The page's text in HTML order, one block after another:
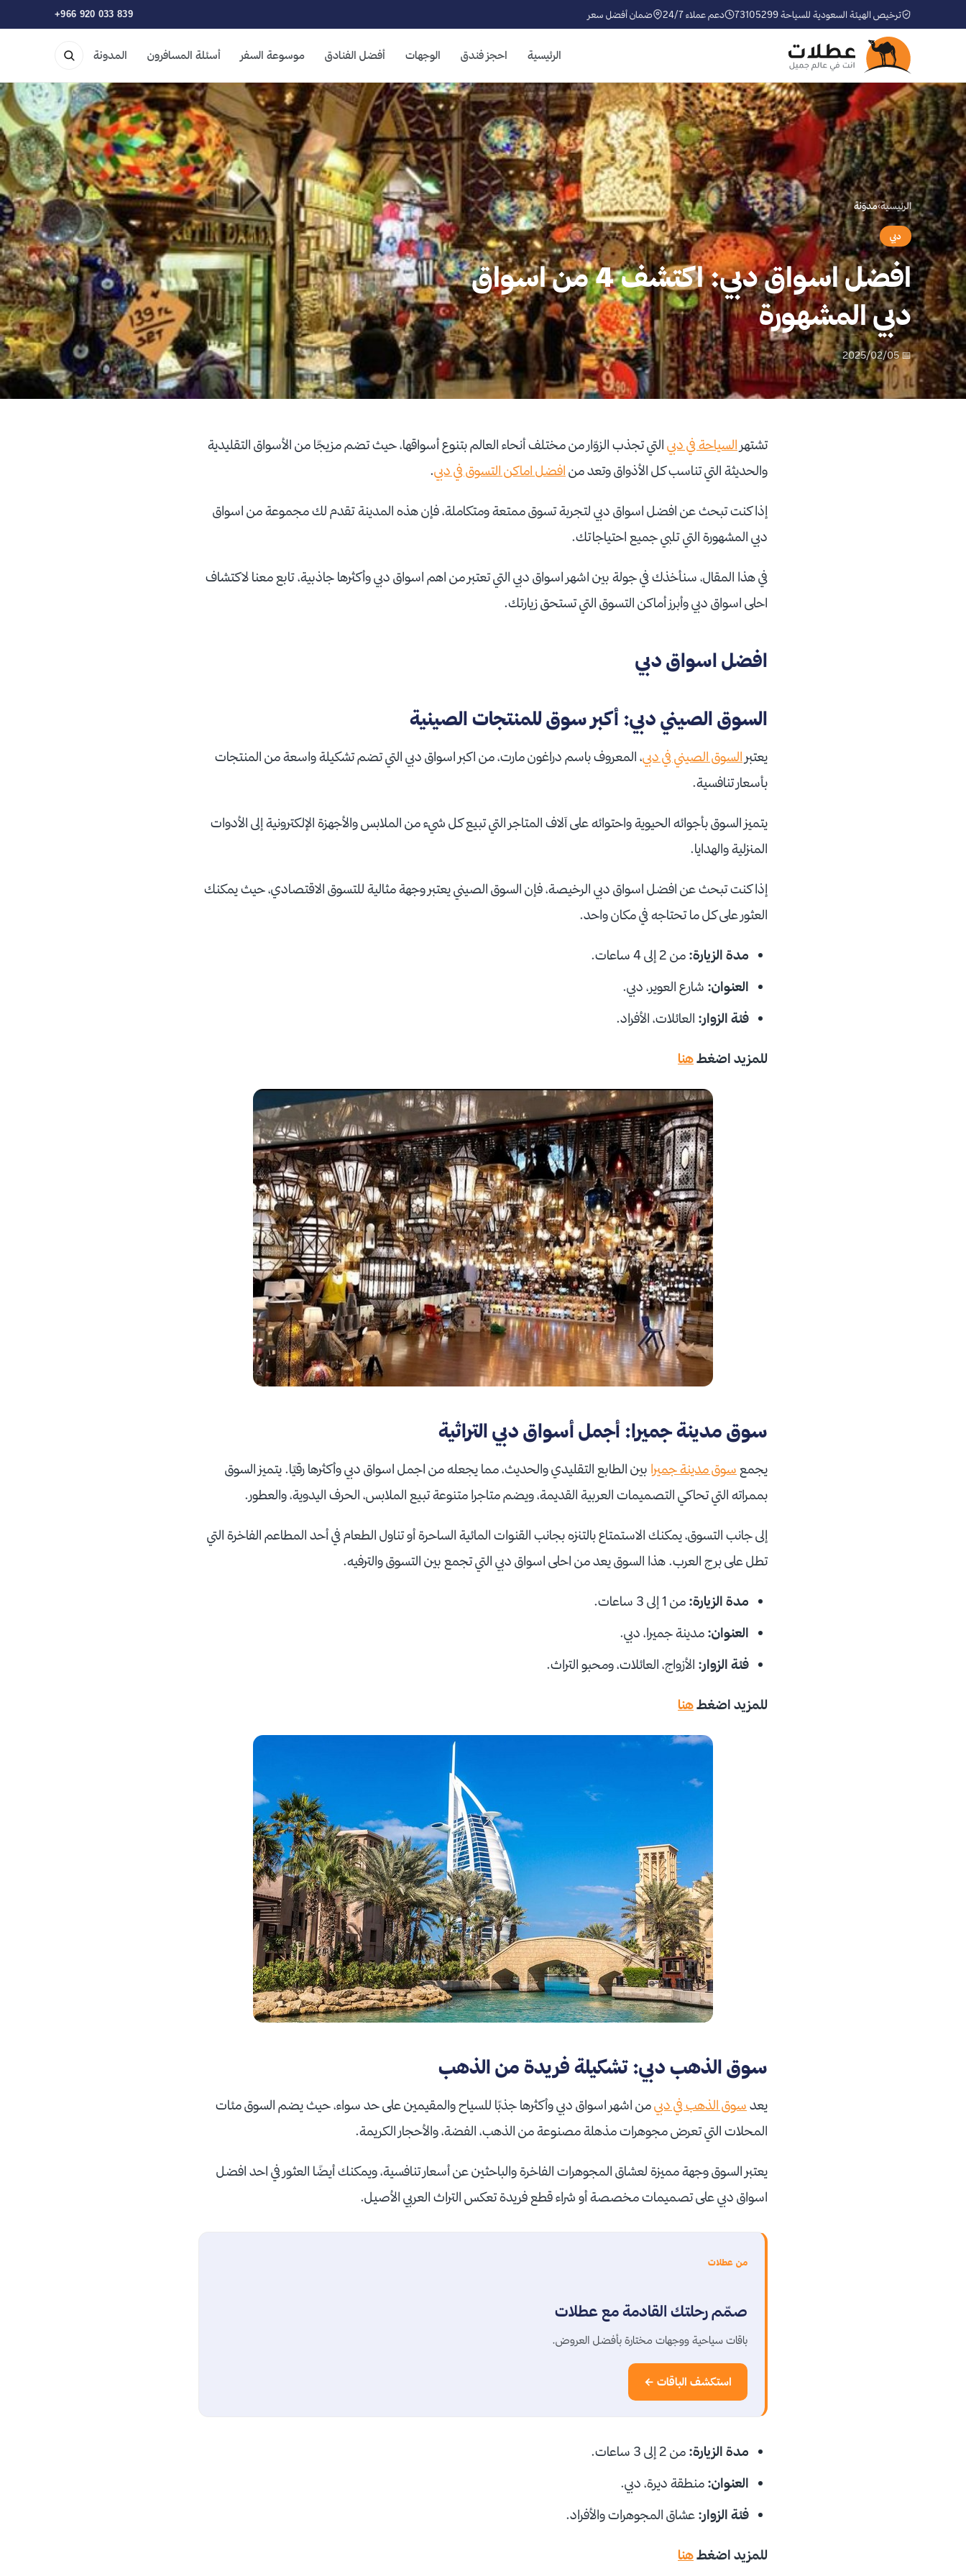
ترخيص الهيئة السعودية للسياحة 73105299 دعم عملاء 24/7 ضمان أفضل سعر +966 920 033 839
الرئيسية احجز فندق الوجهات أفضل الفنادق موسوعة السفر أسئلة المسافرون المدونة
الرئيسية›مدوّنة
دبي
افضل اسواق دبي: اكتشف 4 من اسواق
دبي المشهورة
📅 2025/02/05
تشتهر السياحة في دبي التي تجذب الزوّار من مختلف أنحاء العالم بتنوع أسواقها، حيث تضم مزيجًا من الأسواق التقليدية
والحديثة التي تناسب كل الأذواق وتعد من افضل اماكن التسوق في دبي.
إذا كنت تبحث عن افضل اسواق دبي لتجربة تسوق ممتعة ومتكاملة، فإن هذه المدينة تقدم لك مجموعة من اسواق
دبي المشهورة التي تلبي جميع احتياجاتك.
في هذا المقال، سنأخذك في جولة بين اشهر اسواق دبي التي تعتبر من اهم اسواق دبي وأكثرها جاذبية، تابع معنا لاكتشاف
احلى اسواق دبي وأبرز أماكن التسوق التي تستحق زيارتك.
افضل اسواق دبي
السوق الصيني دبي: أكبر سوق للمنتجات الصينية
يعتبر السوق الصيني في دبي، المعروف باسم دراغون مارت، من اكبر اسواق دبي التي تضم تشكيلة واسعة من المنتجات
بأسعار تنافسية.
يتميز السوق بأجوائه الحيوية واحتوائه على آلاف المتاجر التي تبيع كل شيء من الملابس والأجهزة الإلكترونية إلى الأدوات
المنزلية والهدايا.
إذا كنت تبحث عن افضل اسواق دبي الرخيصة، فإن السوق الصيني يعتبر وجهة مثالية للتسوق الاقتصادي، حيث يمكنك
العثور على كل ما تحتاجه في مكان واحد.
مدة الزيارة: من 2 إلى 4 ساعات.
العنوان: شارع العوير، دبي.
فئة الزوار: العائلات، الأفراد.
للمزيد اضغطهنا
سوق مدينة جميرا: أجمل أسواق دبي التراثية
يجمع سوق مدينة جميرا بين الطابع التقليدي والحديث، مما يجعله من اجمل اسواق دبي وأكثرها رقيًا. يتميز السوق
بممراته التي تحاكي التصميمات العربية القديمة، ويضم متاجرا متنوعة تبيع الملابس، الحرف اليدوية، والعطور.
إلى جانب التسوق، يمكنك الاستمتاع بالتنزه بجانب القنوات المائية الساحرة أو تناول الطعام في أحد المطاعم الفاخرة التي
تطل على برج العرب. هذا السوق يعد من احلى اسواق دبي التي تجمع بين التسوق والترفيه.
مدة الزيارة: من 1 إلى 3 ساعات.
العنوان: مدينة جميرا، دبي.
فئة الزوار: الأزواج، العائلات، ومحبو التراث.
للمزيد اضغطهنا
سوق الذهب دبي: تشكيلة فريدة من الذهب
يعد سوق الذهب في دبيمن اشهر اسواق دبي وأكثرها جذبًا للسياح والمقيمين على حد سواء، حيث يضم السوق مئات
المحلات التي تعرض مجوهرات مذهلة مصنوعة من الذهب، الفضة، والأحجار الكريمة.
يعتبر السوق وجهة مميزة لعشاق المجوهرات الفاخرة والباحثين عن أسعار تنافسية، ويمكنك أيضًا العثور في احد افضل
اسواق دبي على تصميمات مخصصة أو شراء قطع فريدة تعكس التراث العربي الأصيل.
من عطلات
صمّم رحلتك القادمة مع عطلات
باقات سياحية ووجهات مختارة بأفضل العروض.
استكشف الباقات ←
مدة الزيارة: من 2 إلى 3 ساعات.
العنوان: منطقة ديرة، دبي.
فئة الزوار: عشاق المجوهرات والأفراد.
للمزيد اضغطهنا